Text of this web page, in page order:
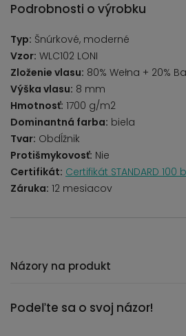
Podrobnosti o výrobku
Typ: Šnúrkové, moderné
Vzor: WLC102 LONI
Zloženie vlasu: 80% Wełna + 20%
Výška vlasu: 8 mm
Hmotnosť: 1700 g/m2
Dominantná farba: biela
Tvar: Obdĺžnik
Protišmykovosť: Nie
Certifikát: Certifikát STANDARD 100
Záruka: 12 mesiacov
Názory na produkt
Podeľte sa o svoj názor!